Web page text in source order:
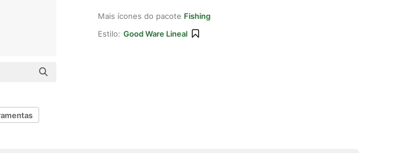
Mais ícones do pacote Fishing
Estilo: Good Ware Lineal